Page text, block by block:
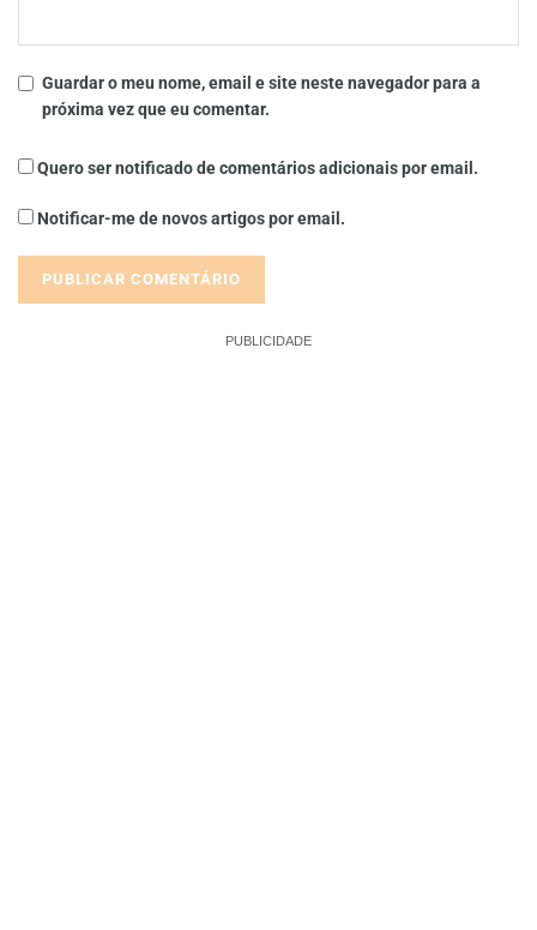
Guardar o meu nome, email e site neste navegador para a
próxima vez que eu comentar.
Quero ser notificado de comentários adicionais por email.
Notificar-me de novos artigos por email.
PUBLICIDADE